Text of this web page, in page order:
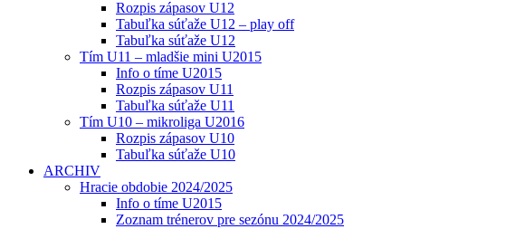
Rozpis zápasov U12
Tabuľka súťaže U12 – play off
Tabuľka súťaže U12
Tím U11 – mladšie mini U2015
Info o tíme U2015
Rozpis zápasov U11
Tabuľka súťaže U11
Tím U10 – mikroliga U2016
Rozpis zápasov U10
Tabuľka súťaže U10
ARCHIV
Hracie obdobie 2024/2025
Info o tíme U2015
Zoznam trénerov pre sezónu 2024/2025